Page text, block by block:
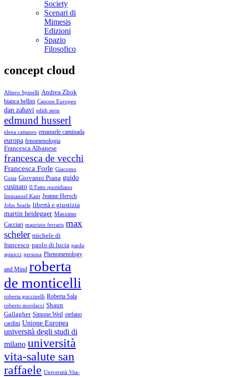
Society
Scenari di
Mimesis
Edizioni
Spazio
Filosofico
concept cloud
Altiero Spinelli Andrea Zhok
bianca bellini Canone Europeo
dan zahavi edith stein
edmund husserl
elena cattaneo emanuele caminada
europa fenomenologia
Francesca Albanese
francesca de vecchi
Francesca Forle Giacomo
Costa Giovanni Piana guido
cusinato Il Fatto quotidiano
Immanuel Kant Jeanne Hersch
John Searle libertà e giustizia
martin heidegger Massimo
Cacciari maurizio ferraris max
scheler michele di
francesco paolo di lucia paolo
spinicci persona Phenomenology
and Mind roberta
de monticelli
roberta guccinelli Roberta Sala
roberto mordacci Shaun
Gallagher Simone Weil stefano
cardini Unione Europea
università degli studi di
milano università
vita-salute san
raffaele Università Vita-